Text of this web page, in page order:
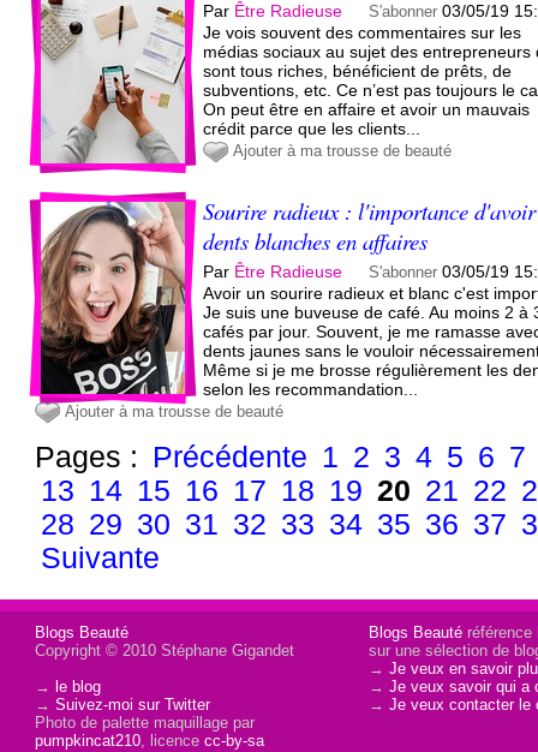
Par Être Radieuse S'abonner 03/05/19
Je vois souvent des commentaires sur les
médias sociaux au sujet des entrepreneurs
sont tous riches, bénéficient de prêts, de
subventions, etc. Ce n’est pas toujours le
On peut être en affaire et avoir un mauvais
crédit parce que les clients...
Ajouter à ma trousse de beauté
Sourire radieux : l'importance
dents blanches en affaires
Par Être Radieuse S'abonner 03/05/19
Avoir un sourire radieux et blanc c'est
Je suis une buveuse de café. Au moins 2 à
cafés par jour. Souvent, je me ramasse
dents jaunes sans le vouloir
Même si je me brosse régulièrement les
selon les recommandation...
Ajouter à ma trousse de beauté
Pages : Précédente 1 2 3 4 5 6 7
13 14 15 16 17 18 19 20 21 22
28 29 30 31 32 33 34 35 36 37
Suivante
Blogs Beauté
Copyright © 2010 Stéphane Gigandet
→ le blog
→Suivez-moi sur Twitter
Blogs Beauté référence
sur une sélection de
→Je veux en savoir
→Je veux savoir qui a
→Je veux contacter le
Photo de palette maquillage par
pumpkincat210, licencecc-by-sa